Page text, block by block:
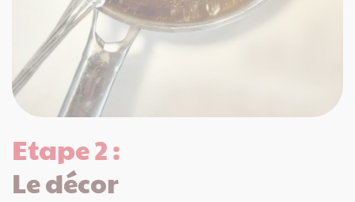
Etape 2 :
Le décor